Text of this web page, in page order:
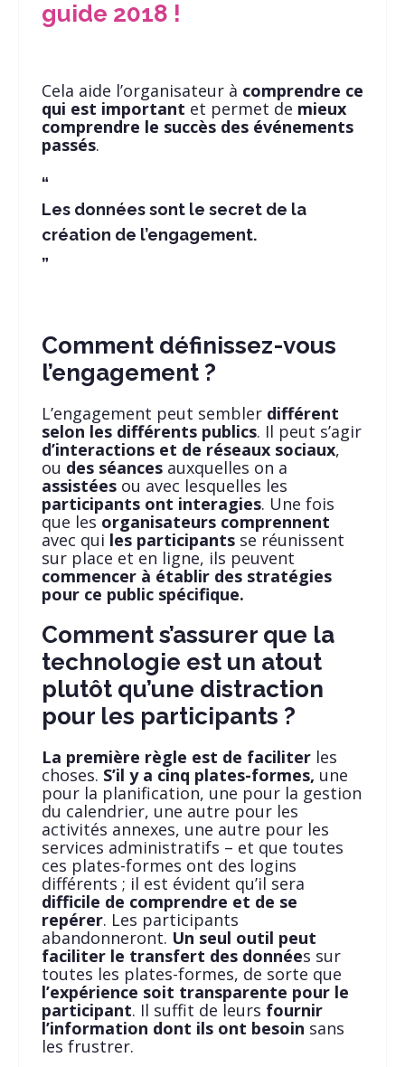
guide 2018 !
Cela aide l’organisateur à comprendre ce
qui est important et permet de mieux
comprendre le succès des événements
passés.
Les données sont le secret de la
création de l’engagement.
Comment définissez-vous
l’engagement ?
L’engagement peut sembler différent
selon les différents publics. Il peut s’agir
d’interactions et de réseaux sociaux,
ou des séances auxquelles on a
assistées ou avec lesquelles les
participants ont interagies. Une fois
que les organisateurs comprennent
avec qui les participants se réunissent
sur place et en ligne, ils peuvent
commencer à établir des stratégies
pour ce public spécifique.
Comment s’assurer que la
technologie est un atout
plutôt qu’une distraction
pour les participants ?
La première règle est de faciliter les
choses. S’il y a cinq plates-formes, une
pour la planification, une pour la gestion
du calendrier, une autre pour les
activités annexes, une autre pour les
services administratifs – et que toutes
ces plates-formes ont des logins
différents ; il est évident qu’il sera
difficile de comprendre et de se
repérer. Les participants
abandonneront. Un seul outil peut
faciliter le transfert des données sur
toutes les plates-formes, de sorte que
l’expérience soit transparente pour le
participant. Il suffit de leurs fournir
l’information dont ils ont besoin sans
les frustrer.